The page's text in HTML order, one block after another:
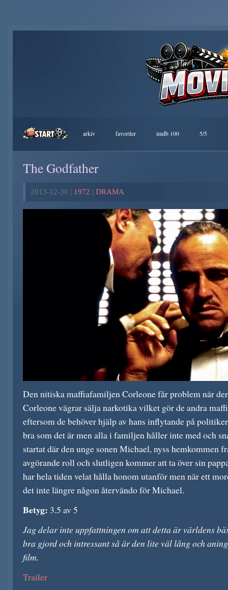
arkiv favoriter imdb 100 5/5
The Godfather
2013-12-30 | 1972 | DRAMA
Den nitiska maffiafamiljen Corleone får problem när
Corleone vägrar sälja narkotika vilket gör de andra
eftersom de behöver hjälp av hans inflytande på
bra som det är men alla i familjen håller inte med och
startat där den unge sonen Michael, nyss hemkommen
avgörande roll och slutligen kommer att ta över sin
har hela tiden velat hålla honom utanför men när ett
det inte längre någon återvändo för Michael.
Betyg: 3.5 av 5
Jag delar inte uppfattningen om att detta är världens
bra gjord och intressant så är den lite väl lång och
film.
Trailer